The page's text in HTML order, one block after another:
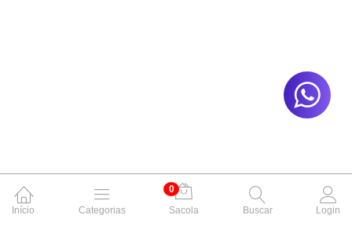
Início Categorias
0
Sacola
Buscar Login